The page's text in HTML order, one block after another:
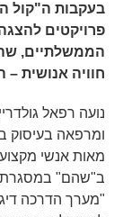
פרויקטים
הממשלתיים,
חוויה אנושית
נועה רפאל
מאות אנשי